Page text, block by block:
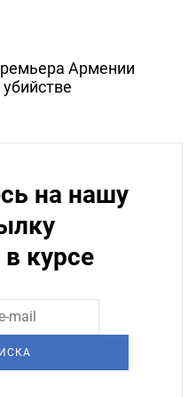
Армении
на нашу
в курсе